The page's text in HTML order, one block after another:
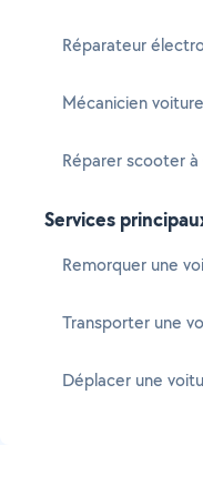
Réparateur
Mécanicien
Réparer scooter
Services
Remorquer une
Transporter une
Déplacer une